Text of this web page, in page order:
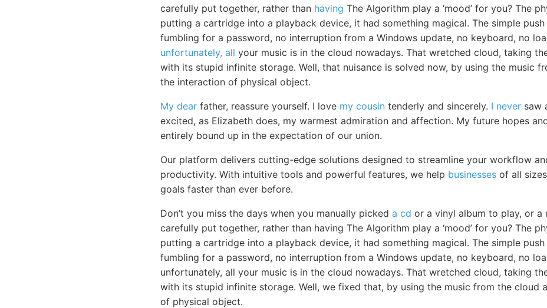
carefully put together, rather than having The Algorithm play a ‘mood’ for you? The
putting a cartridge into a playback device, it had something magical. The simple
fumbling for a password, no interruption from a Windows update, no keyboard, no
unfortunately, all your music is in the cloud nowadays. That wretched cloud, taking
with its stupid infinite storage. Well, that nuisance is solved now, by using the music
the interaction of physical object.
My dear father, reassure yourself. I love my cousin tenderly and sincerely. I never saw
excited, as Elizabeth does, my warmest admiration and affection. My future hopes
entirely bound up in the expectation of our union.
Our platform delivers cutting-edge solutions designed to streamline your workflow
productivity. With intuitive tools and powerful features, we help businesses of all
goals faster than ever before.
Don’t you miss the days when you manually picked a cd or a vinyl album to play, or a
carefully put together, rather than having The Algorithm play a ‘mood’ for you? The
putting a cartridge into a playback device, it had something magical. The simple
fumbling for a password, no interruption from a Windows update, no keyboard, no
unfortunately, all your music is in the cloud nowadays. That wretched cloud, taking
with its stupid infinite storage. Well, we fixed that, by using the music from the cloud
of physical object.